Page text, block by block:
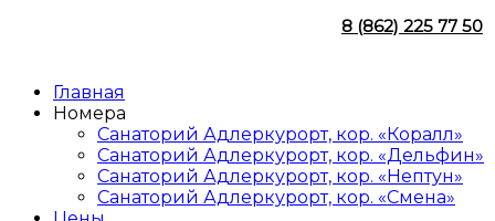
8 (862) 225 77 50
Главная
Номера
Санаторий Адлеркурорт, кор. «Коралл»
Санаторий Адлеркурорт, кор. «Дельфин»
Санаторий Адлеркурорт, кор. «Нептун»
Санаторий Адлеркурорт, кор. «Смена»